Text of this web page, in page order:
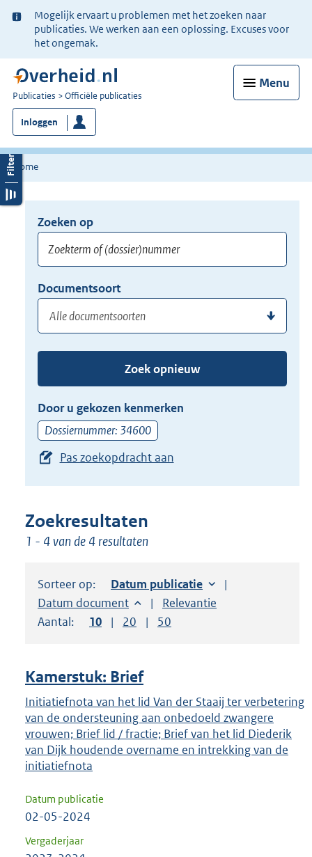
Ter
informatie:
Mogelijk ervaart u problemen met het zoeken naar
publicaties. We werken aan een oplossing. Excuses voor
het ongemak.
Menu
U
bent
nu
hier:
Publicaties Officiële publicaties
Inloggen
Home
Opnieuw
zoeken:
Zoeken op
of
(dossier)nummer
hier
uw
zoekterm
of
(dossier)nummer
in
Documentsoort
of
de
pijl
beneden
toets
suggesties.
Druk
om
uw
keuze
te
bevestigen.
Zoek opnieuw
Door u gekozen kenmerken
Dossiernummer: 34600
Pas zoekopdracht aan
Zoekresultaten
1 - 4 van de 4 resultaten
Sorteer op: Sorteer op:
Datum publicatie
Sorteer op:
Datum document Sorteer op:
Relevantie
Aantal:
Toon
10 resultaten per pagina
Toon
20 resultaten per pagina
Toon
50
Kamerstuk: Brief
Initiatiefnota van het lid Van der Staaij ter verbetering
van de ondersteuning aan onbedoeld zwangere
vrouwen; Brief lid / fractie; Brief van het lid Diederik
van Dijk houdende overname en intrekking van de
initiatiefnota
Datum publicatie
02-05-2024
Vergaderjaar